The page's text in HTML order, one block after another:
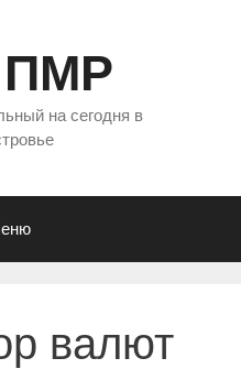
ПМР
на сегодня в
валют